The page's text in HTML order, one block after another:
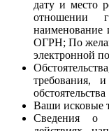
дату и место
отношении
наименование
ОГРН; По
электронной
требования,
обстоятельства
Ваши исковые
Сведения о